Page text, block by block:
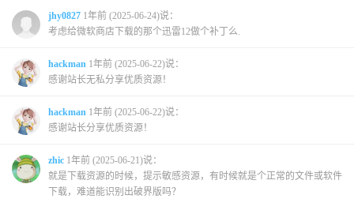
jhy0827 1年前 (2025-06-24)说：
考虑给微软商店下载的那个迅雷12做个补丁么.
hackman 1年前 (2025-06-22)说：
感谢站长无私分享优质资源！
hackman 1年前 (2025-06-22)说：
感谢站长分享优质资源！
zhic 1年前 (2025-06-21)说：
就是下载资源的时候，提示敏感资源，有时候就是个正常的文件或软件
下载，难道能识别出破界版吗？